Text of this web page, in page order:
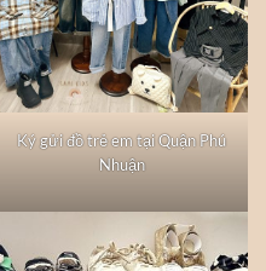
Ký gửi đồ trẻ em tại Quận Phú
Nhuận